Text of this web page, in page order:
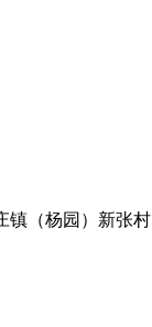
镇（杨园）新张村